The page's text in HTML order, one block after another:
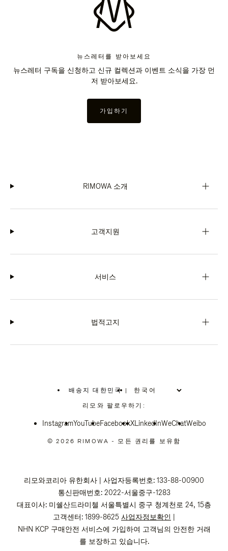
뉴스레터를 받아보세요
뉴스레터 구독을 신청하고 신규 컬렉션과 이벤트 소식을 가장 먼
저 받아보세요.
가입하기
RIMOWA 소개
고객지원
서비스
법적고지
배송지 대한민국
위
치
선
십
|
리모와 팔로우하기:
InstagramYouTubeFacebookXLinkedInWeChatWeibo
© 2026 RIMOWA - 모든 권리를 보유함
리모와코리아 유한회사 | 사업자등록번호: 133-88-00900
통신판매번호: 2022-서울중구-1283
대표이사: 미쉘산드라미첼 서울특별시 중구 청계천로 24, 15층
고객센터: 1899-8625 사업자정보확인 |
NHN KCP 구매안전 서비스에 가입하여 고객님의 안전한 거래
를 보장하고 있습니다.